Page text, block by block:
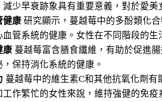
減少早衰跡象具有重要意義，對於愛美
健康 研究顯示，蔓越莓中的多酚類化
血管系統的健康。女性在不同階段的
康 蔓越莓富含膳食纖維，有助於促進
，保持消化系統的健康。
蔓越莓中的維生素C和其他抗氧化劑
工作繁忙的女性來說，維持強健的免疫